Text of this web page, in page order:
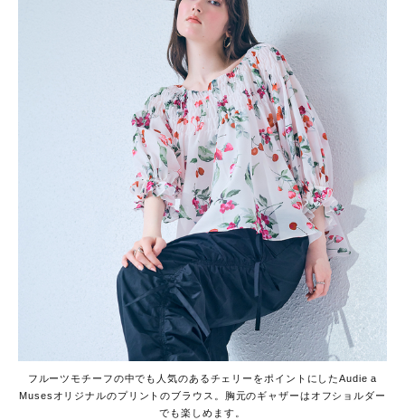
フルーツモチーフの中でも人気のあるチェリーをポイントにしたAudie a
Musesオリジナルのプリントのブラウス。胸元のギャザーはオフショルダー
でも楽しめます。